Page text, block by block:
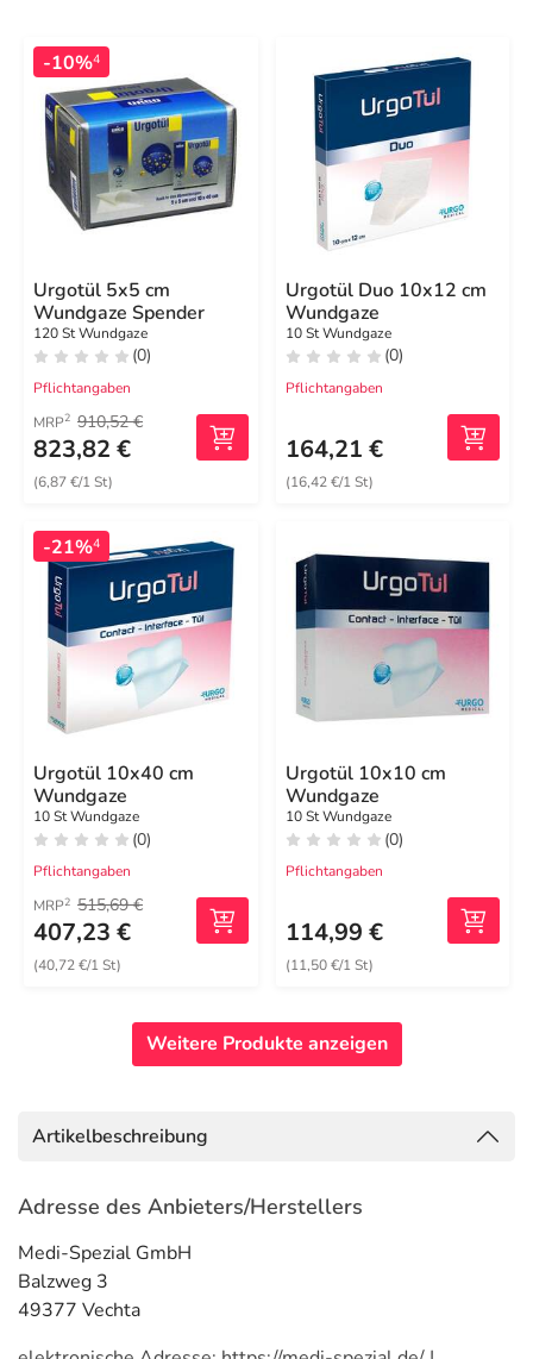
-10%4
Urgotül 5x5 cm
Wundgaze Spender
120 St Wundgaze
(0)
Pflichtangaben
MRP2 910,52 €
823,82 €
(6,87 €/1 St)
Urgotül Duo 10x12 cm
Wundgaze
10 St Wundgaze
(0)
Pflichtangaben
164,21 €
(16,42 €/1 St)
-21%4
Urgotül 10x40 cm
Wundgaze
10 St Wundgaze
(0)
Pflichtangaben
MRP2 515,69 €
407,23 €
(40,72 €/1 St)
Urgotül 10x10 cm
Wundgaze
10 St Wundgaze
(0)
Pflichtangaben
114,99 €
(11,50 €/1 St)
Weitere Produkte anzeigen
Artikelbeschreibung
Adresse des Anbieters/Herstellers
Medi-Spezial GmbH
Balzweg 3
49377 Vechta